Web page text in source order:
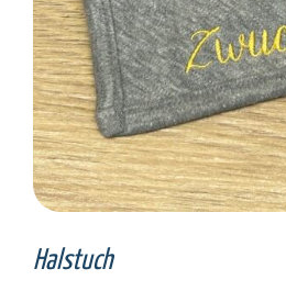
Halstuch